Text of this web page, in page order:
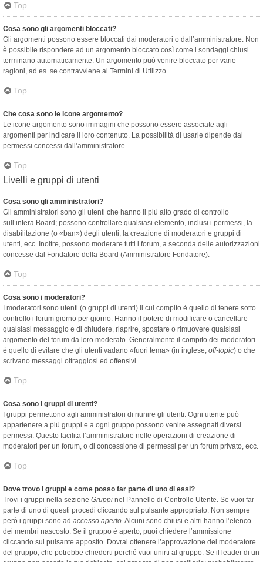
Top
Cosa sono gli argomenti bloccati?
Gli argomenti possono essere bloccati dai moderatori o dall’amministratore. Non
è possibile rispondere ad un argomento bloccato così come i sondaggi chiusi
terminano automaticamente. Un argomento può venire bloccato per varie
ragioni, ad es. se contravviene ai Termini di Utilizzo.
Top
Che cosa sono le icone argomento?
Le icone argomento sono immagini che possono essere associate agli
argomenti per indicare il loro contenuto. La possibilità di usarle dipende dai
permessi concessi dall’amministratore.
Top
Livelli e gruppi di utenti
Cosa sono gli amministratori?
Gli amministratori sono gli utenti che hanno il più alto grado di controllo
sull’intera Board; possono controllare qualsiasi elemento, inclusi i permessi, la
disabilitazione (o «ban») degli utenti, la creazione di moderatori e gruppi di
utenti, ecc. Inoltre, possono moderare tutti i forum, a seconda delle autorizzazioni
concesse dal Fondatore della Board (Amministratore Fondatore).
Top
Cosa sono i moderatori?
I moderatori sono utenti (o gruppi di utenti) il cui compito è quello di tenere sotto
controllo i forum giorno per giorno. Hanno il potere di modificare o cancellare
qualsiasi messaggio e di chiudere, riaprire, spostare o rimuovere qualsiasi
argomento del forum da loro moderato. Generalmente il compito dei moderatori
è quello di evitare che gli utenti vadano «fuori tema» (in inglese, off-topic) o che
scrivano messaggi oltraggiosi ed offensivi.
Top
Cosa sono i gruppi di utenti?
I gruppi permettono agli amministratori di riunire gli utenti. Ogni utente può
appartenere a più gruppi e a ogni gruppo possono venire assegnati diversi
permessi. Questo facilita l’amministratore nelle operazioni di creazione di
moderatori per un forum, o di concessione di permessi per un forum privato, ecc.
Top
Dove trovo i gruppi e come posso far parte di uno di essi?
Trovi i gruppi nella sezione Gruppi nel Pannello di Controllo Utente. Se vuoi far
parte di uno di questi procedi cliccando sul pulsante appropriato. Non sempre
però i gruppi sono ad accesso aperto. Alcuni sono chiusi e altri hanno l’elenco
dei membri nascosto. Se il gruppo è aperto, puoi chiedere l’ammissione
cliccando sul pulsante apposito. Dovrai ottenere l’approvazione del moderatore
del gruppo, che potrebbe chiederti perché vuoi unirti al gruppo. Se il leader di un